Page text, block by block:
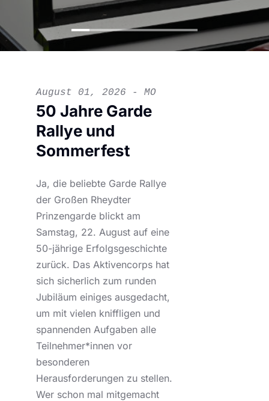
August 01, 2026 - MO
50 Jahre Garde
Rallye und
Sommerfest
Ja, die beliebte Garde Rallye
der Großen Rheydter
Prinzengarde blickt am
Samstag, 22. August auf eine
50-jährige Erfolgsgeschichte
zurück. Das Aktivencorps hat
sich sicherlich zum runden
Jubiläum einiges ausgedacht,
um mit vielen kniffligen und
spannenden Aufgaben alle
Teilnehmer*innen vor
besonderen
Herausforderungen zu stellen.
Wer schon mal mitgemacht